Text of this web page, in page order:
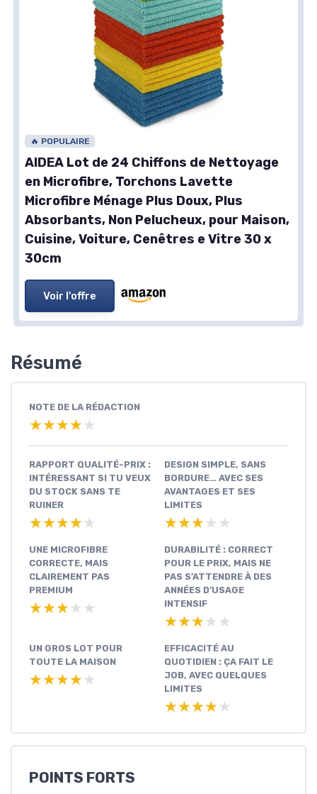
🔥 POPULAIRE
AIDEA Lot de 24 Chiffons de Nettoyage
en Microfibre, Torchons Lavette
Microfibre Ménage Plus Doux, Plus
Absorbants, Non Pelucheux, pour Maison,
Cuisine, Voiture, Cenêtres e Vitre 30 x
30cm
Voir l'offre
Résumé
NOTE DE LA RÉDACTION
★★★★★
★★★★★
RAPPORT QUALITÉ-PRIX :
INTÉRESSANT SI TU VEUX
DU STOCK SANS TE
RUINER
★★★★★
★★★★★
DESIGN SIMPLE, SANS
BORDURE… AVEC SES
AVANTAGES ET SES
LIMITES
★★★★★
★★★★★
UNE MICROFIBRE
CORRECTE, MAIS
CLAIREMENT PAS
PREMIUM
★★★★★
★★★★★
DURABILITÉ : CORRECT
POUR LE PRIX, MAIS NE
PAS S’ATTENDRE À DES
ANNÉES D’USAGE
INTENSIF
★★★★★
★★★★★
UN GROS LOT POUR
TOUTE LA MAISON
★★★★★
★★★★★
EFFICACITÉ AU
QUOTIDIEN : ÇA FAIT LE
JOB, AVEC QUELQUES
LIMITES
★★★★★
★★★★★
POINTS FORTS